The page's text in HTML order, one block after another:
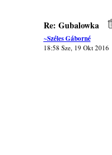
Re: Gubalowka
~Széles Gáborné
18:58 Sze, 19 Okt 2016